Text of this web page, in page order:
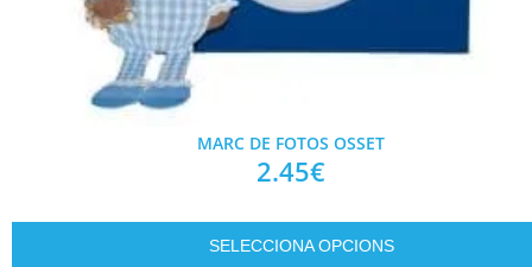
MARC DE FOTOS OSSET
2.45€
SELECCIONA OPCIONS